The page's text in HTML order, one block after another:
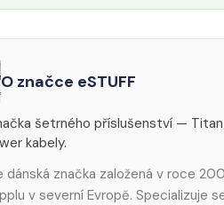
O značce eSTUFF
šetrného příslušenství — Titan
kabely.
dánská značka založená v roce
v severní Evropě. Specializuje